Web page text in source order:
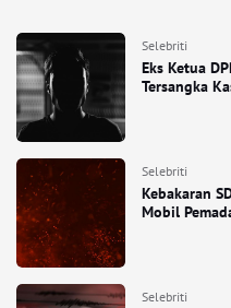
Selebriti
Eks Ketua
Tersangka
Selebriti
Kebakaran
Mobil
Selebriti